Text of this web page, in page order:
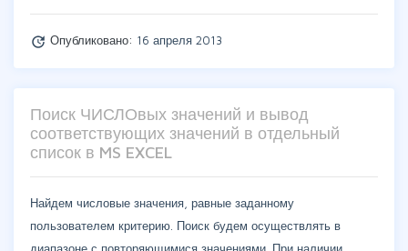
update Опубликовано: 16 апреля 2013
Поиск ЧИСЛОвых значений и вывод
соответствующих значений в отдельный
список в MS EXCEL
Найдем числовые значения, равные заданному
пользователем критерию. Поиск будем осуществлять в